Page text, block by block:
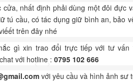
cửa, nhất định phải dùng một đôi đực
tú cầu, có tác dụng giữ bình an, bảo
trên đây nhé
gì xin trao đổi trực tiếp với tư
với hotline : 0795 102 666
với yêu cầu và hình ảnh sư